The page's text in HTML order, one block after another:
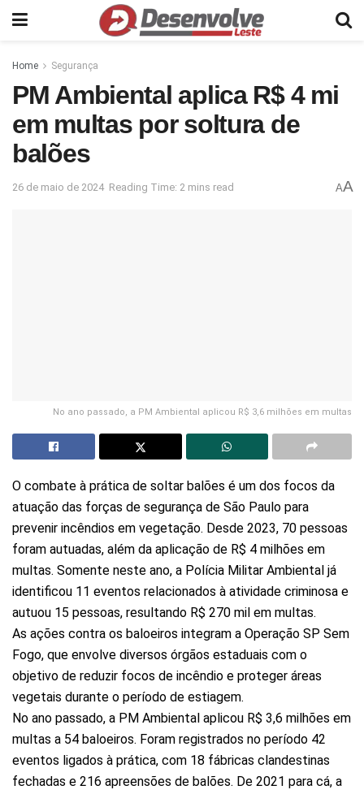
Home Segurança
PM Ambiental aplica R$ 4 mi
em multas por soltura de
balões
26 de maio de 2024 Reading Time: 2 mins read AA
No ano passado, a PM Ambiental aplicou R$ 3,6 milhões em multas
O combate à prática de soltar balões é um dos focos da
atuação das forças de segurança de São Paulo para
prevenir incêndios em vegetação. Desde 2023, 70 pessoas
foram autuadas, além da aplicação de R$ 4 milhões em
multas. Somente neste ano, a Polícia Militar Ambiental já
identificou 11 eventos relacionados à atividade criminosa e
autuou 15 pessoas, resultando R$ 270 mil em multas.
As ações contra os baloeiros integram a Operação SP Sem
Fogo, que envolve diversos órgãos estaduais com o
objetivo de reduzir focos de incêndio e proteger áreas
vegetais durante o período de estiagem.
No ano passado, a PM Ambiental aplicou R$ 3,6 milhões em
multas a 54 baloeiros. Foram registrados no período 42
eventos ligados à prática, com 18 fábricas clandestinas
fechadas e 216 apreensões de balões. De 2021 para cá, a